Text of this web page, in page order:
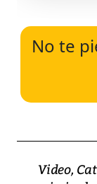
No te
Video,